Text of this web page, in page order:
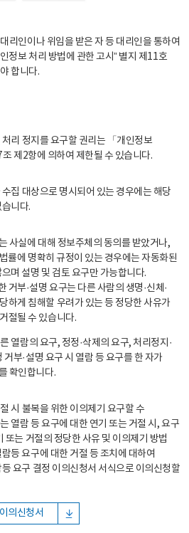
리인이나 위임을 받은 자 등 대리인을 통하여
정보 처리 방법에 관한 고시” 별지 제11호
합니다.
리 정지를 요구할 권리는 「개인정보
제2항에 의하여 제한될 수 있습니다.
집 대상으로 명시되어 있는 경우에는 해당
니다.
사실에 대해 정보주체의 동의를 받았거나,
률에 명확히 규정이 있는 경우에는 자동화된
며 설명 및 검토 요구만 가능합니다.
거부·설명 요구는 다른 사람의 생명·신체·
하게 침해할 우려가 있는 등 정당한 사유가
절될 수 있습니다.
열람의 요구, 정정·삭제의 요구, 처리정지·
부·설명 요구 시 열람 등 요구를 한 자가
확인합니다.
시 불복을 위한 이의제기 요구할 수
열람 등 요구에 대한 연기 또는 거절 시, 요구
또는 거절의 정당한 사유 및 이의제기 방법
등 요구에 대한 거절 등 조치에 대하여
요구 결정 이의신청서 서식으로 이의신청할
의신청서